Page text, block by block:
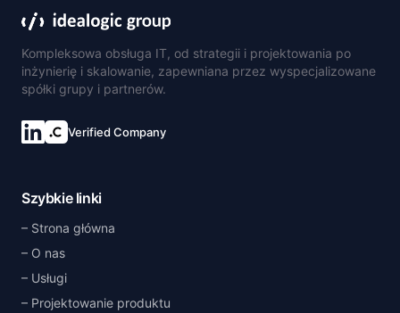
Kompleksowa obsługa IT, od strategii i projektowania po
inżynierię i skalowanie, zapewniana przez wyspecjalizowane
spółki grupy i partnerów.
Połącz się na LinkedIn
Verified Company
Szybkie linki
Strona główna
O nas
Usługi
Projektowanie produktu